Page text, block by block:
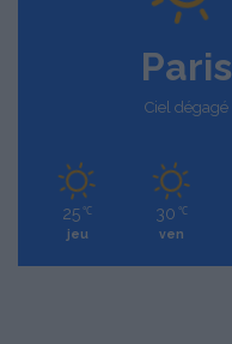
Paris
Ciel dégagé
25 ℃
jeu
30 ℃
ven